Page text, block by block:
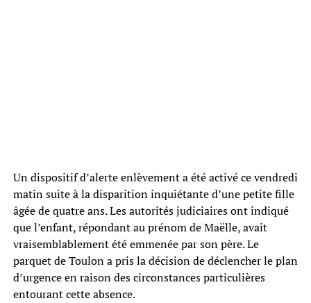
Un dispositif d’alerte enlèvement a été activé ce vendredi
matin suite à la disparition inquiétante d’une petite fille
âgée de quatre ans. Les autorités judiciaires ont indiqué
que l’enfant, répondant au prénom de Maëlle, avait
vraisemblablement été emmenée par son père. Le
parquet de Toulon a pris la décision de déclencher le plan
d’urgence en raison des circonstances particulières
entourant cette absence.